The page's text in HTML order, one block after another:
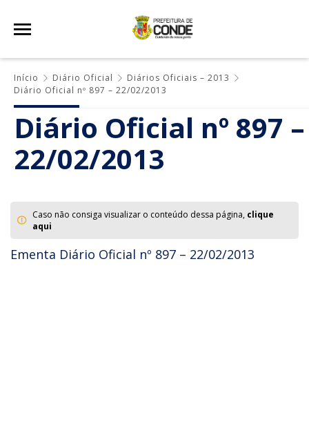
Início Diário Oficial
Diários Oficiais – 2013
Diário Oficial nº 897 – 22/02/2013
Diário Oficial nº 897 –
22/02/2013
Caso não consiga visualizar o conteúdo dessa página, clique
aqui
Ementa Diário Oficial nº 897 – 22/02/2013